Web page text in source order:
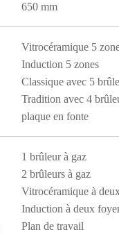
650 mm
Vitrocéramique 5
Induction 5 zones
Classique avec 5
Tradition avec 4
plaque en fonte
1 brûleur à gaz
2 brûleurs à gaz
Vitrocéramique à
Induction à deux
Plan de travail